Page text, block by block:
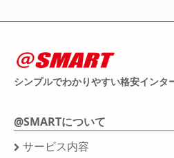
シンプルでわかりやすい格安インタ
@SMARTについて
サービス内容